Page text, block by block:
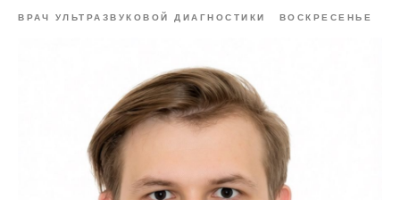
ВРАЧ УЛЬТРАЗВУКОВОЙ ДИАГНОСТИКИ ВОСКРЕСЕНЬЕ